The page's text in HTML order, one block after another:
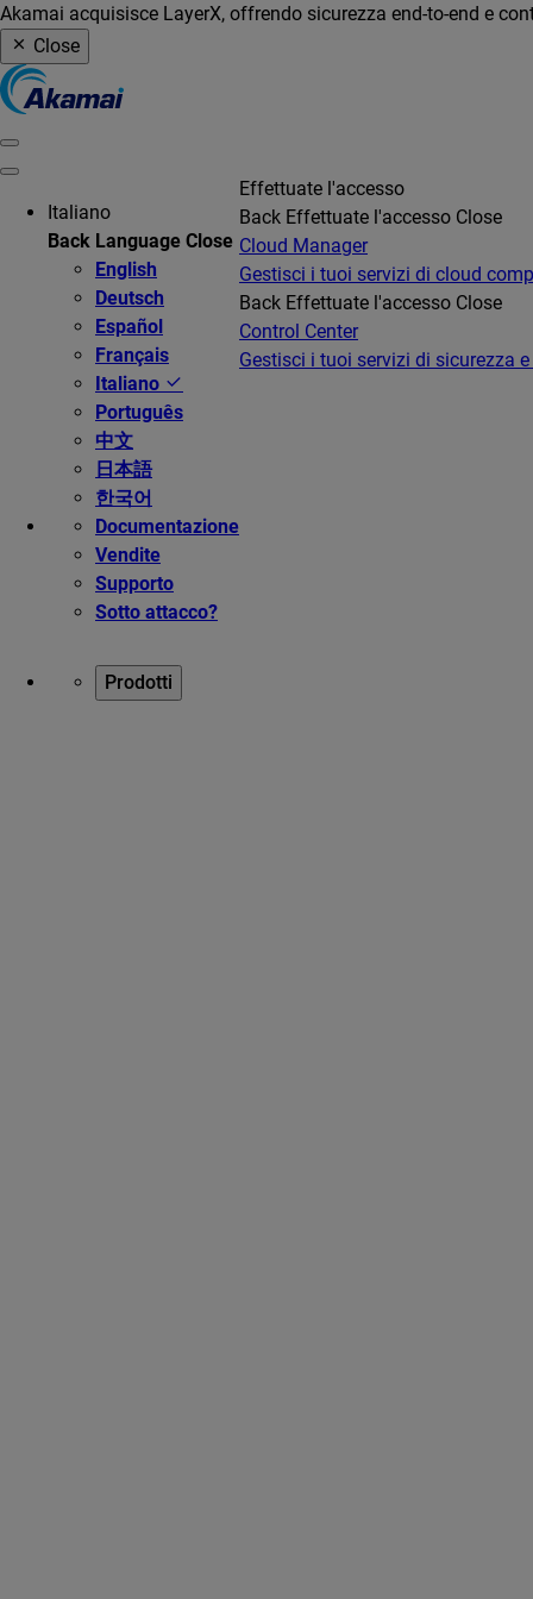
Akamai acquisisce LayerX, offrendo sicurezza end-to-end e
Close
Italiano
Back Language Close
English
Deutsch
Español
Français
Italiano
Português
中文
日本語
한국어
Documentazione
Vendite
Supporto
Sotto attacco?
Effettuate l'accesso
Back Effettuate l'accesso Close
Cloud Manager
Gestisci i tuoi servizi di cloud
Back Effettuate l'accesso Close
Control Center
Gestisci i tuoi servizi di sicurezza
Prodotti